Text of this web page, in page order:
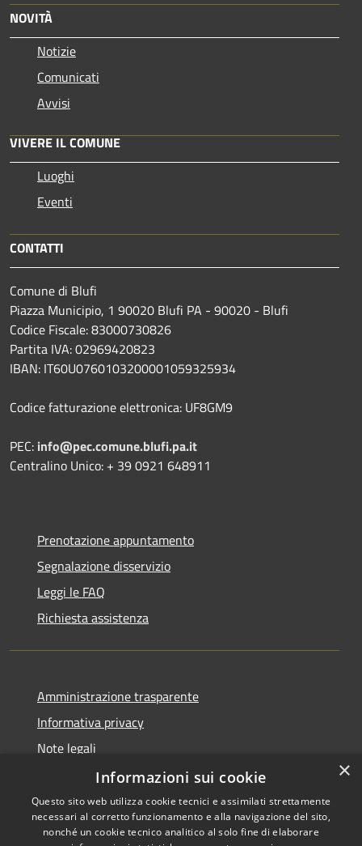
NOVITÀ
Notizie
Comunicati
Avvisi
VIVERE IL COMUNE
Luoghi
Eventi
CONTATTI
Comune di Blufi
Piazza Municipio, 1 90020 Blufi PA - 90020 - Blufi
Codice Fiscale: 83000730826
Partita IVA: 02969420823
IBAN: IT60U0760103200001059325934
Codice fatturazione elettronica: UF8GM9
PEC: info@pec.comune.blufi.pa.it
Centralino Unico: + 39 0921 648911
Prenotazione appuntamento
Segnalazione disservizio
Leggi le FAQ
Richiesta assistenza
Amministrazione trasparente
Informativa privacy
Note legali
Dichiarazione di accessibilità
×
Informazioni sui cookie
Questo sito web utilizza cookie tecnici e assimilati strettamente
necessari al corretto funzionamento e alla navigazione del sito,
nonché un cookie tecnico analitico al solo fine di elaborare